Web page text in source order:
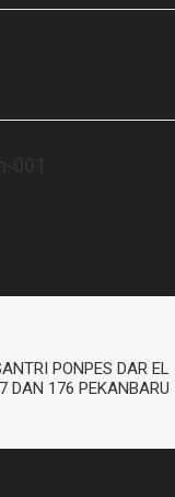
PONPES DAR EL
DAN 176 PEKANBARU